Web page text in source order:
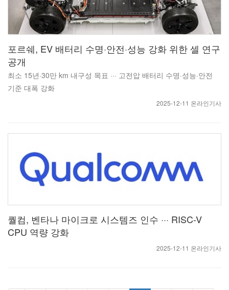
포르쉐, EV 배터리 수명·안전·성능 강화 위한 셀 연구
공개
최소 15년·30만 km 내구성 목표 ··· 고전압 배터리 수명·성능·안전
기준 대폭 강화
2025-12-11 온라인기사
퀄컴, 벤타나 마이크로 시스템즈 인수 ··· RISC-V
CPU 역량 강화
2025-12-11 온라인기사